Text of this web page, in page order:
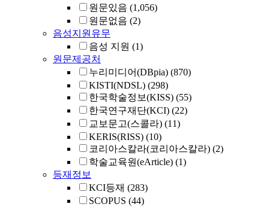
원문있음 (1,056)
원문없음 (2)
음성지원유무
음성 지원 (1)
원문제공처
누리미디어(DBpia) (870)
KISTI(NDSL) (298)
한국학술정보(KISS) (55)
한국연구재단(KCI) (22)
교보문고(스콜라) (11)
KERIS(RISS) (10)
코리아스칼라(코리아스칼라) (2)
학술교육원(eArticle) (1)
등재정보
KCI등재 (283)
SCOPUS (44)